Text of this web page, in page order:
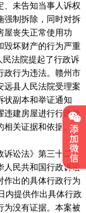
、未告知当事人诉权
强制拆除，同时对拆
屋丧失正常使用功
毁坏财产的行为严重
法院提起了行政诉
政行为违法。赣州市
远县人民法院受理案
状副本和举证通知
违建房屋进行行政处
相关证据和依据。
诉讼法》第三十二
人民共和国行政诉讼
作出的具体行政行为
内提供作出具体行政
为没有证据。本案被